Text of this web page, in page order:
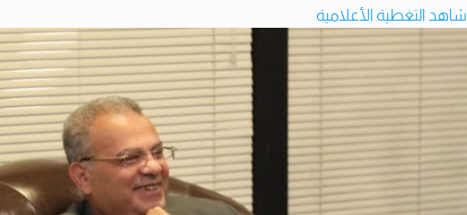
شاهد التغطية الأعلامية